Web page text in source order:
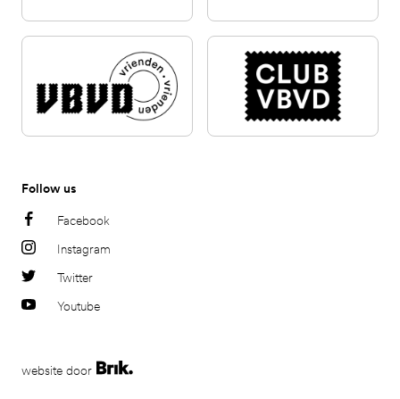
Follow us
Facebook
Instagram
Twitter
Youtube
website door